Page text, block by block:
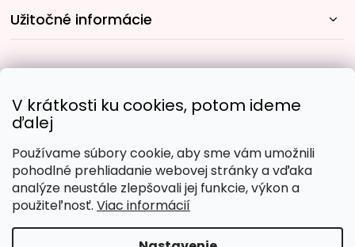
V krátkosti ku cookies, potom ideme
ďalej
Používame súbory cookie, aby sme vám umožnili
pohodlné prehliadanie webovej stránky a vďaka
analýze neustále zlepšovali jej funkcie, výkon a
použiteľnosť. Viac informácií
Užitočné informácie
Obľúbené spôsoby platby: